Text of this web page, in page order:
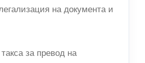
на документа и
за превод на